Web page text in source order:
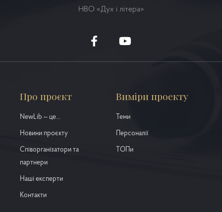
НВО «Дух і літера»
Про проєкт
NewLib – це...
Новини проєкту
Співорганізатори та
партнери
Наші експерти
Контакти
Виміри проекту
Теми
Персоналії
ТОПи